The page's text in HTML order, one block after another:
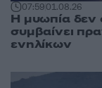
07:5901.08.26
Η μυωπία δεν
συμβαίνει
ενηλίκων